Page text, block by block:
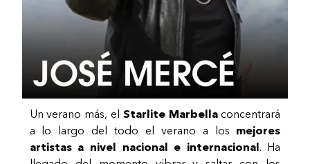
Un verano más, el Starlite Marbellaconcentrará
a lo largo del todo el verano a los mejores
artistas a nivel nacional e internacional. Ha